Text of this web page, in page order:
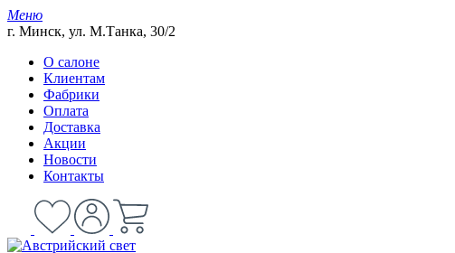
Меню
г. Минск, ул. М.Танка, 30/2
О салоне
Клиентам
Фабрики
Оплата
Доставка
Акции
Новости
Контакты